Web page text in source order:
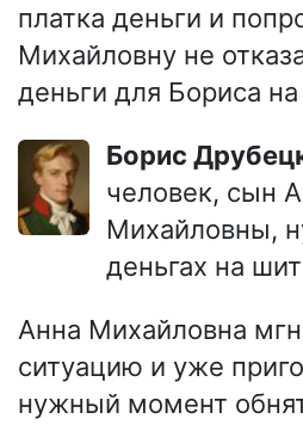
платка деньги и
Михайловну не
деньги для Бориса
Борис
человек, сын
Михайловны,
деньгах на
Анна Михайловна
ситуацию и уже
нужный момент